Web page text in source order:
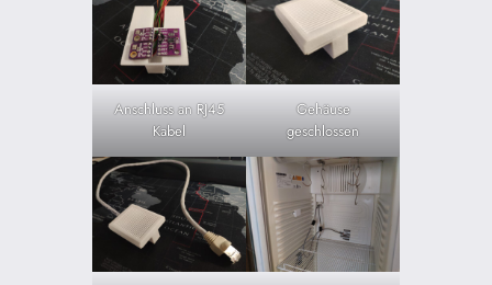
Anschluss an RJ45
Kabel
Gehäuse
geschlossen